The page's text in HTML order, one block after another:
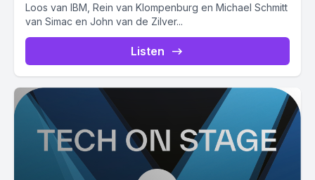
Loos van IBM, Rein van Klompenburg en Michael Schmitt
van Simac en John van de Zilver...
Listen